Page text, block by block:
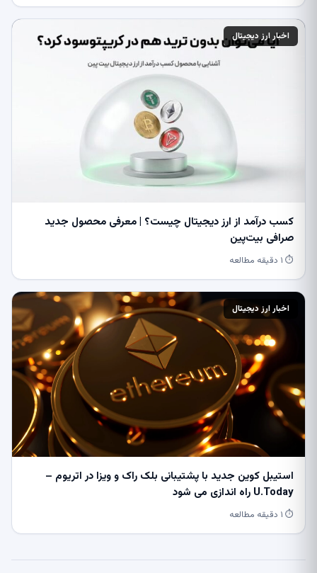
اخبار ارز دیجیتال
کسب درآمد از ارز دیجیتال چیست؟ | معرفی محصول جدید
صرافی بیت‌پین
⏱ ۱ دقیقه مطالعه
اخبار ارز دیجیتال
استیبل کوین جدید با پشتیبانی بلک راک و ویزا در اتریوم –
U.Today راه اندازی می شود
⏱ ۱ دقیقه مطالعه